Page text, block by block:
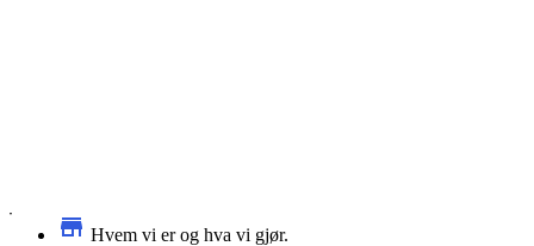
Hvem vi er og hva vi gjør.